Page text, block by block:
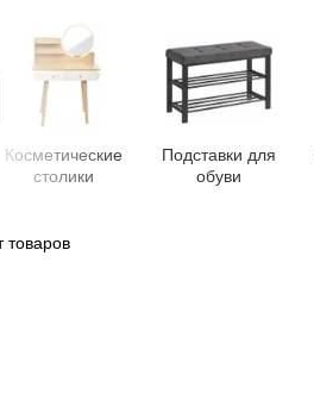
Косметические
столики
Подставки для
обуви
товаров